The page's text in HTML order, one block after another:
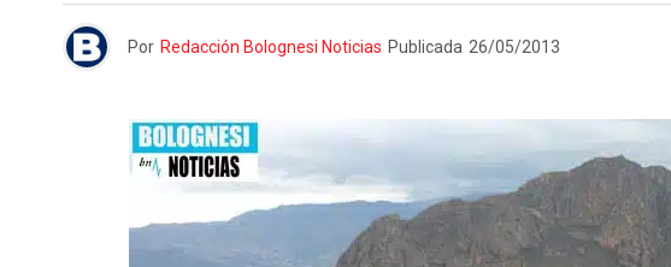
Por Redacción Bolognesi Noticias Publicada 26/05/2013